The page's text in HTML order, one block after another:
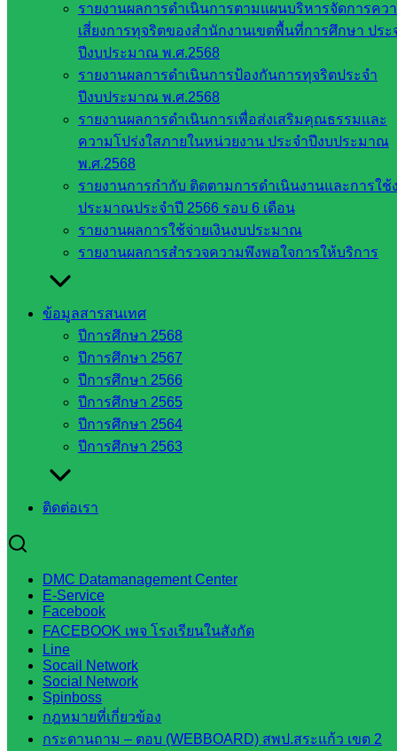
รายงานผลการดำเนินการตามแผนบริหารจัดการคว
เสี่ยงการทุจริตของสำนักงานเขตพื้นที่การศึกษา ประ
ปีงบประมาณ พ.ศ.2568
รายงานผลการดำเนินการป้องกันการทุจริตประจำ
ปีงบประมาณ พ.ศ.2568
รายงานผลการดำเนินการเพื่อส่งเสริมคุณธรรมและ
ความโปร่งใสภายในหน่วยงาน ประจำปีงบประมาณ
พ.ศ.2568
รายงานการกำกับ ติดตามการดำเนินงานและการใช้
ประมาณประจำปี 2566 รอบ 6 เดือน
รายงานผลการใช้จ่ายเงินงบประมาณ
รายงานผลการสำรวจความพึงพอใจการให้บริการ
ข้อมูลสารสนเทศ
ปีการศึกษา 2568
ปีการศึกษา 2567
ปีการศึกษา 2566
ปีการศึกษา 2565
ปีการศึกษา 2564
ปีการศึกษา 2563
ติดต่อเรา
DMC Datamanagement Center
E-Service
Facebook
FACEBOOK เพจ โรงเรียนในสังกัด
Line
Socail Network
Social Network
Spinboss
กฎหมายที่เกี่ยวข้อง
กระดานถาม – ตอบ (WEBBOARD) สพป.สระแก้ว เขต 2
สำนักงาน
ส.ก.ส.ค
หน่วยงาน
ในจังหวัด
สระแก้ว
จังหวัด
สระแก้ว
องค์การ
บริหาร
จังหวัด
สระแก้ว
ศึกษาธิการ
จังหวัด
สระแก้ว
สำนักงาน
ส.ก.ส.ค.
จังหวัด
สพป.
สพป.สระแก้ว
เขต 2
โรงเรียน
ในสังกัด
สพป.สระแก้ว
เขต 1
โรงเรียน
ในสังกัด